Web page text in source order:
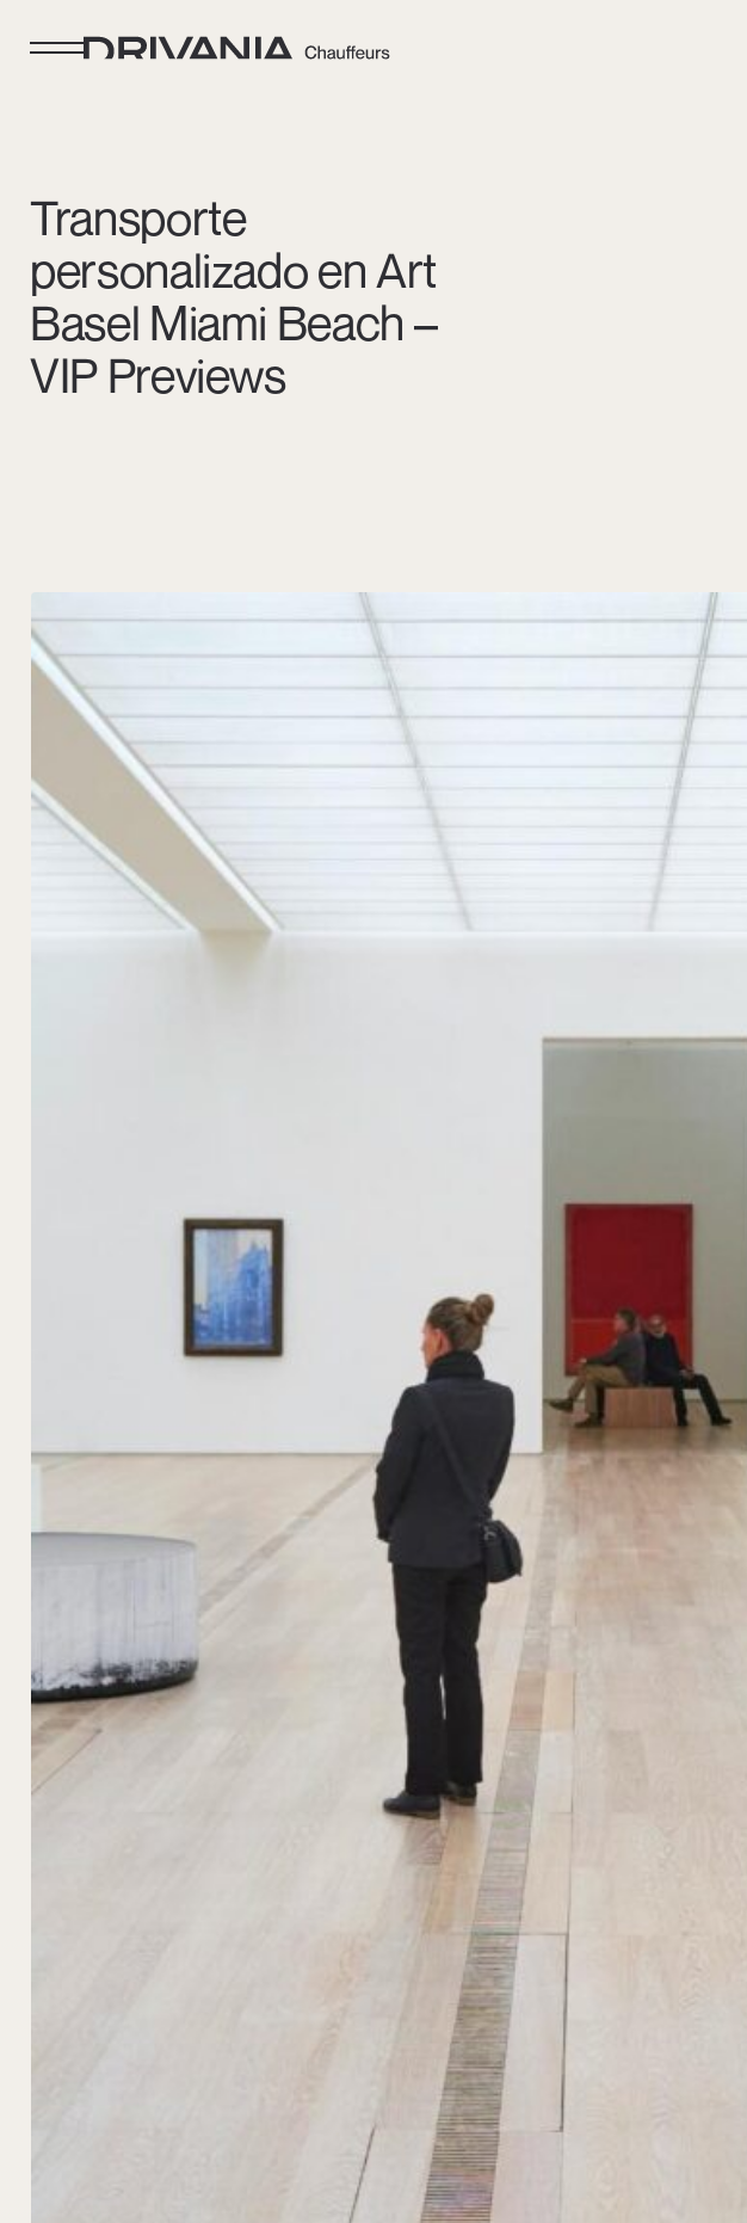
Transporte
personalizado en Art
Basel Miami Beach –
VIP Previews